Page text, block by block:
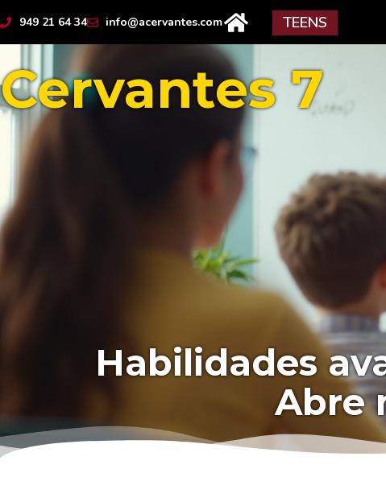
949 21 64 34 info@acervantes.com TEENS
Cervantes 7
Habilidades
Abre